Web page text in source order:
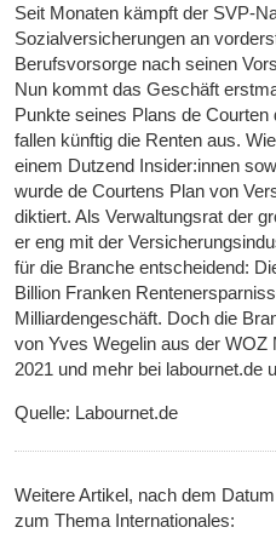
Seit Monaten kämpft der SVP-
Sozialversicherungen an
Berufsvorsorge nach seinen
Nun kommt das Geschäft
Punkte seines Plans de
fallen künftig die Renten aus.
einem Dutzend Insider:innen
wurde de Courtens Plan von
diktiert. Als Verwaltungsrat der
er eng mit der
für die Branche entscheidend:
Billion Franken
Milliardengeschäft. Doch die
von Yves Wegelin aus der
2021 und mehr bei labournet.de
Quelle: Labournet.de
Weitere Artikel, nach dem
zum Thema Internationales: